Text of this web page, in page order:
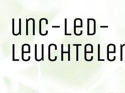
unc-led-